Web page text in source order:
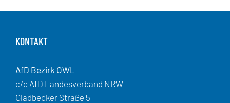
KONTAKT
AfD Bezirk OWL
c/o AfD Landesverband NRW
Gladbecker Straße 5